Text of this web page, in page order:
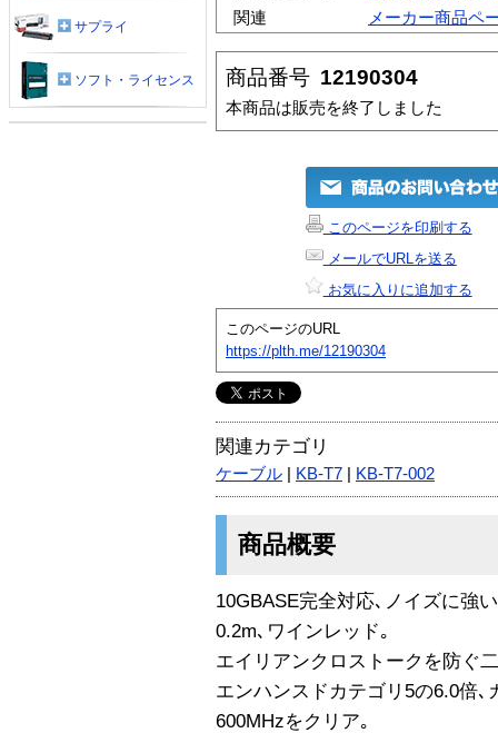
関連
メーカー商品ペ
商品番号 12190304
本商品は販売を終了しました
このページを印刷する
メールでURLを送る
お気に入りに追加する
このページのURL
https://plth.me/12190304
関連カテゴリ
ケーブル KB-T7 KB-T7-002
商品概要
10GBASE完全対応､ノイズに強
0.2m､ワインレッド｡
エイリアンクロストークを防ぐ
エンハンスドカテゴリ5の6.0倍
600MHzをクリア｡
サプライ
ソフト・ライセンス